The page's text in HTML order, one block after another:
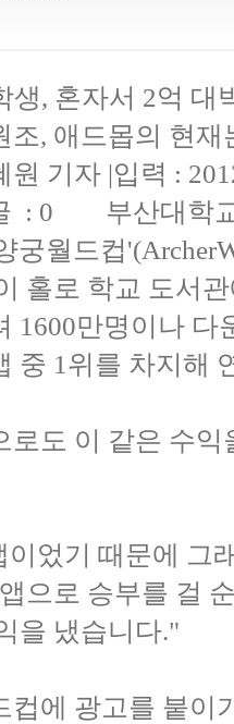
생, 혼자서 2억 대
조, 애드몹의 현재
기자 |입력 :
: 0 부산대학교
궁월드컵
홀로 학교 도서
1600만명이나
중 1위를 차지해
로도 이 같은 수
이었기 때문에 그
으로 승부를 걸
을 냈습니다."
컵에 광고를 붙이